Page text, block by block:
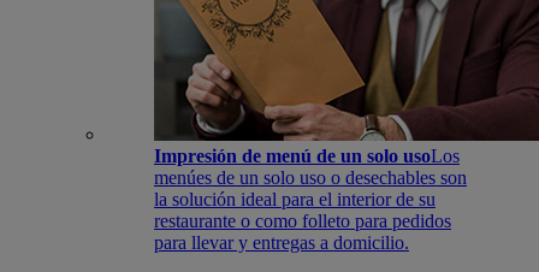
Impresión de menú de un solo usoLos
menúes de un solo uso o desechables son
la solución ideal para el interior de su
restaurante o como folleto para pedidos
para llevar y entregas a domicilio.